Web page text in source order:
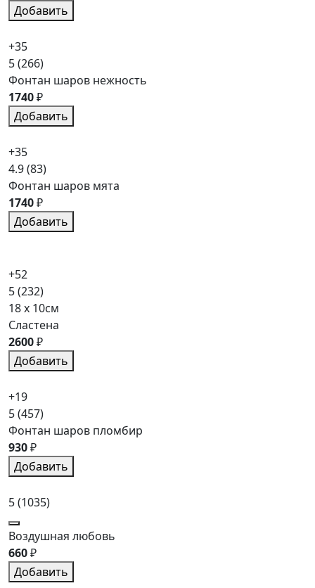
Добавить
+35
5(266)
Фонтан шаров нежность
1740₽
Добавить
+35
4.9(83)
Фонтан шаров мята
1740₽
Добавить
+52
5(232)
18 x 10см
Сластена
2600₽
Добавить
+19
5(457)
Фонтан шаров пломбир
930₽
Добавить
5(1035)
Воздушная любовь
660₽
Добавить